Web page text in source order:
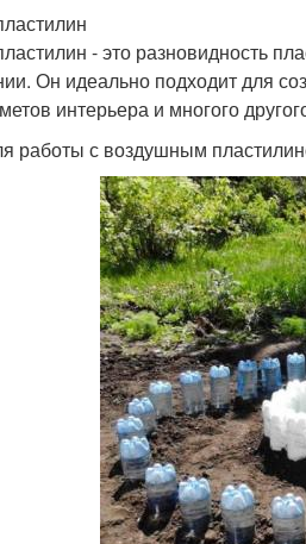
- это разновидность
Он идеально подходит для
интерьера и многого
работы с воздушным